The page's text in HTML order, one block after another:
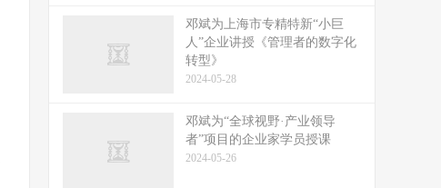
邓斌为上海市专精特新“小巨
人”企业讲授《管理者的数字化
转型》
2024-05-28
邓斌为“全球视野·产业领导
者”项目的企业家学员授课
2024-05-26